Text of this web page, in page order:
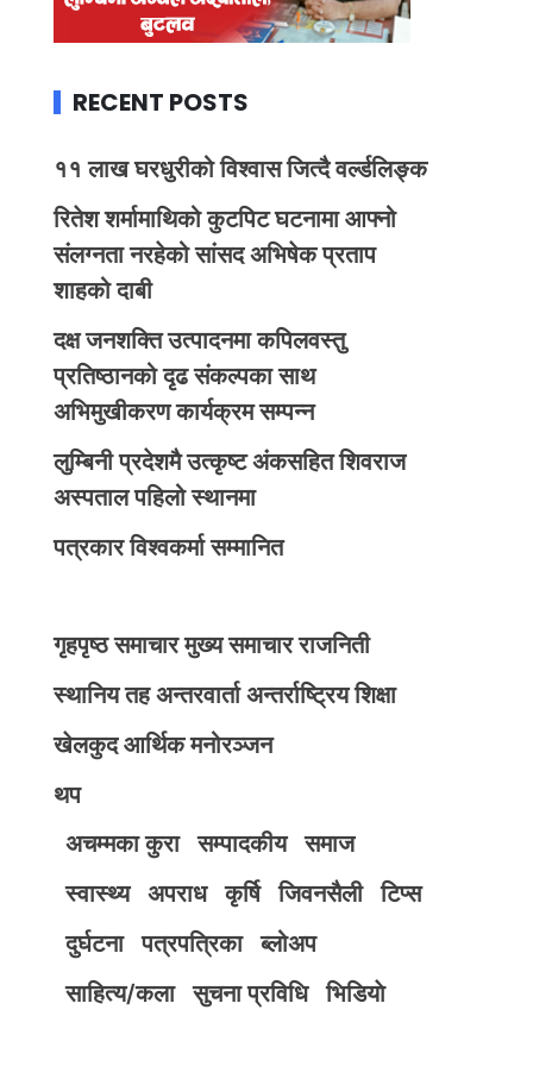
RECENT POSTS
११ लाख घरधुरीको विश्वास जित्दै वर्ल्डलिङ्क
रितेश शर्मामाथिको कुटपिट घटनामा आफ्नो
संलग्नता नरहेको सांसद अभिषेक प्रताप
शाहको दाबी
दक्ष जनशक्ति उत्पादनमा कपिलवस्तु
प्रतिष्ठानको दृढ संकल्पका साथ
अभिमुखीकरण कार्यक्रम सम्पन्न
लुम्बिनी प्रदेशमै उत्कृष्ट अंकसहित शिवराज
अस्पताल पहिलो स्थानमा
पत्रकार विश्वकर्मा सम्मानित
गृहपृष्ठ समाचार मुख्य समाचार राजनिती
स्थानिय तह अन्तरवार्ता अन्तर्राष्ट्रिय शिक्षा
खेलकुद आर्थिक मनोरञ्जन
थप
अचम्मका कुरा
सम्पादकीय
समाज
स्वास्थ्य
अपराध कृर्षि जिवनसैली
टिप्स
दुर्घटना
पत्रपत्रिका
ब्लोअप
साहित्य/कला
सुचना प्रविधि भिडियाे